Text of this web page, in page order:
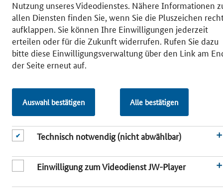
Nutzung unseres Videodienstes. Nähere Informationen
allen Diensten finden Sie, wenn Sie die Pluszeichen
aufklappen. Sie können Ihre Einwilligungen jederzeit
erteilen oder für die Zukunft widerrufen. Rufen Sie dazu
bitte diese Einwilligungsverwaltung über den Link am
der Seite erneut auf.
Auswahl bestätigen Alle bestätigen
Technisch notwendig (nicht abwählbar)
Einwilligung zum Videodienst JW-Player
Clus­ter­re­por­ta­gen
Er­folg­rei­che För­der­pro­jek­te
Clus­te­rER­FOL­GE
Clus­ter­ma­na­ge­ments stel­len
sich vor
Glossar
© 2026 Bundesministerium für Wirtschaft und Energie
www.bundeswirtschaftsministerium.de Inhaltsverzeichnis|
Barrierefreiheit|Datenschutzerklärung | Einwilligungsverwaltung